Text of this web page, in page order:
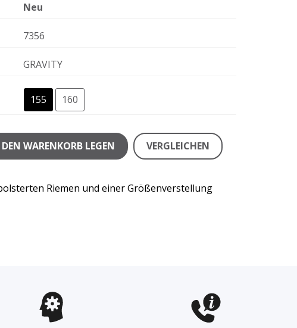
Neu
7356
GRAVITY
155 160
WARENKORB LEGEN VERGLEICHEN
Riemen und einer Größenverstellung